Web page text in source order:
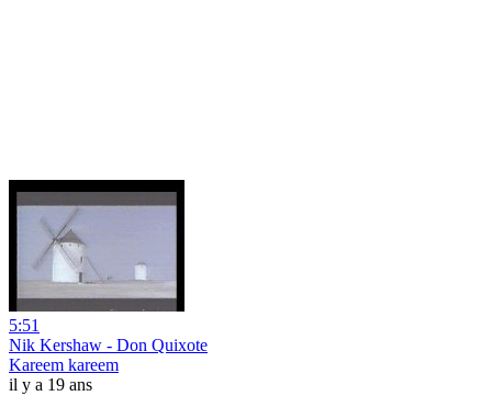
5:51
Nik Kershaw - Don Quixote
Kareem kareem
il y a 19 ans